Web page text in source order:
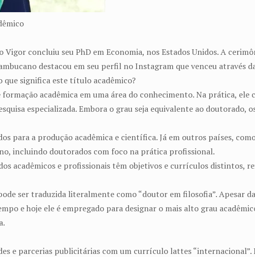
concluiu seu PhD em Economia, nos Estados Unidos. A
destacou em seu perfil no Instagram que venceu através
que significa este título acadêmico?
acadêmica em uma área do conhecimento. Na prática, ele
especializada. Embora o grau seja equivalente ao doutorado,
para a produção acadêmica e científica. Já em outros países,
incluindo doutorados com foco na prática profissional.
acadêmicos e profissionais têm objetivos e currículos distintos,
ser traduzida literalmente como “doutor em filosofia”. Apesar
e hoje ele é empregado para designar o mais alto grau
e parcerias publicitárias com um currículo lattes “internacional”.